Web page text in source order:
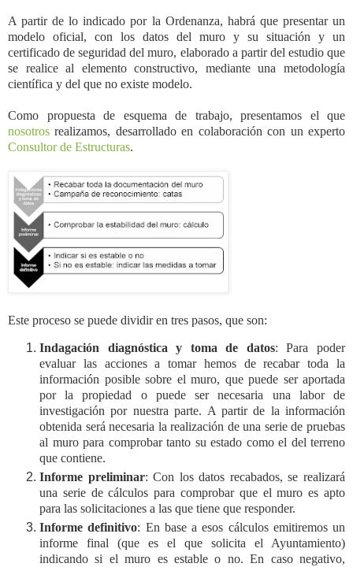
A partir de lo indicado por la Ordenanza, habrá que presentar un
modelo oficial, con los datos del muro y su situación y un
certificado de seguridad del muro, elaborado a partir del estudio que
se realice al elemento constructivo, mediante una metodología
científica y del que no existe modelo.
Como propuesta de esquema de trabajo, presentamos el que
nosotros realizamos, desarrollado en colaboración con un experto
Consultor de Estructuras.
Este proceso se puede dividir en tres pasos, que son:
Indagación diagnóstica y toma de datos: Para poder
evaluar las acciones a tomar hemos de recabar toda la
información posible sobre el muro, que puede ser aportada
por la propiedad o puede ser necesaria una labor de
investigación por nuestra parte. A partir de la información
obtenida será necesaria la realización de una serie de pruebas
al muro para comprobar tanto su estado como el del terreno
que contiene.
Informe preliminar: Con los datos recabados, se realizará
una serie de cálculos para comprobar que el muro es apto
para las solicitaciones a las que tiene que responder.
Informe definitivo: En base a esos cálculos emitiremos un
informe final (que es el que solicita el Ayuntamiento)
indicando si el muro es estable o no. En caso negativo,